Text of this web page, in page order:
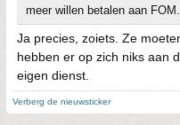
meer willen betalen aan FOM.
Ja precies, zoiets. Ze
hebben er op zich niks aan
eigen dienst.
Verberg de nieuwsticker